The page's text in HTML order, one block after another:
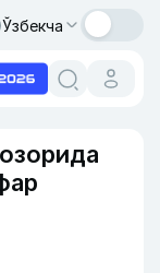
Ўзбекча